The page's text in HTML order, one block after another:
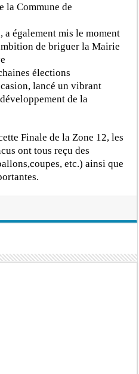
la Commune de
également mis le moment
de briguer la Mairie
élections
lancé un vibrant
de la
Finale de la Zone 12, les
ont tous reçu des
etc.) ainsi que